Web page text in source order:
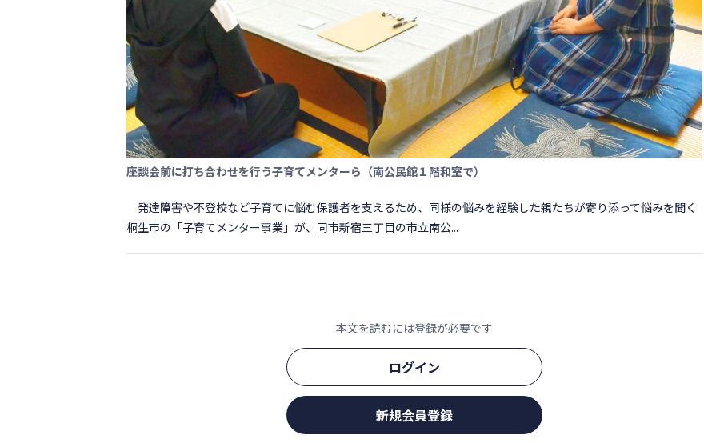
座談会前に打ち合わせを行う子育てメンターら（南公民館１階和室で）
発達障害や不登校など子育てに悩む保護者を支えるため、同様の悩みを経験した親たちが寄り添って悩みを聞く
桐生市の「子育てメンター事業」が、同市新宿三丁目の市立南公...
本文を読むには登録が必要です
ログイン
新規会員登録